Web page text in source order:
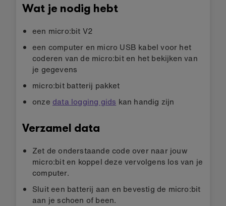
Wat je nodig hebt
een micro:bit V2
een computer en micro USB kabel voor het
coderen van de micro:bit en het bekijken van
je gegevens
micro:bit batterij pakket
onze data logging gids kan handig zijn
Verzamel data
Zet de onderstaande code over naar jouw
micro:bit en koppel deze vervolgens los van je
computer.
Sluit een batterij aan en bevestig de micro:bit
aan je schoen of been.